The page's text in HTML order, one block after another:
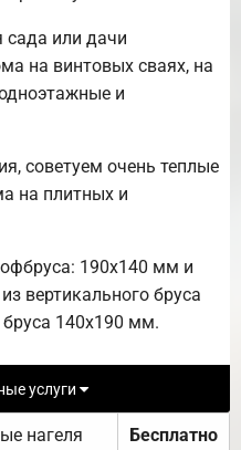
или дачи
на винтовых сваях, на
и
советуем очень теплые
на плитных и
190х140 мм и
вертикального бруса
140х190 мм.
услуги
нагеля Бесплатно